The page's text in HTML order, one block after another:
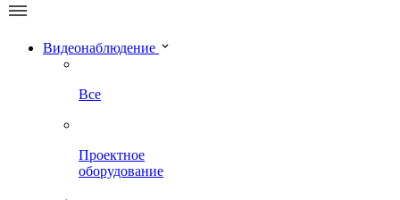
Видеонаблюдение
Все
Проектное
оборудование